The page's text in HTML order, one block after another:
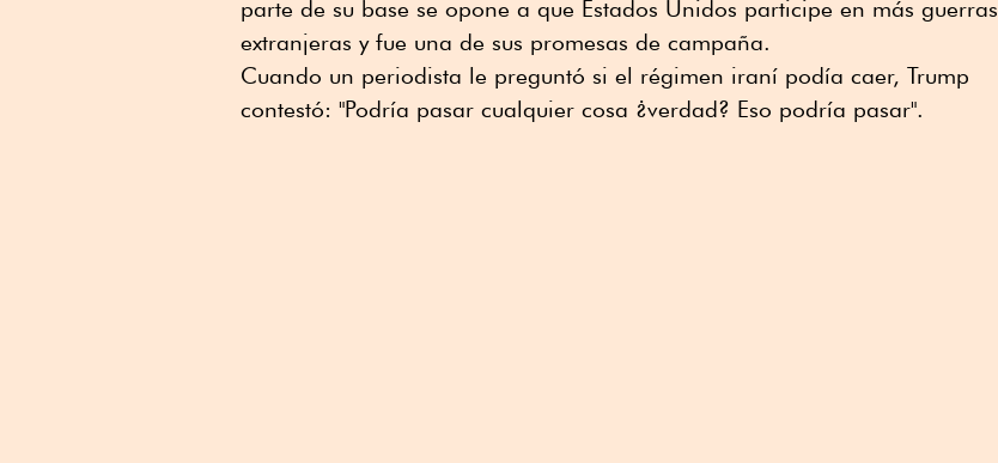
parte de su base se opone a que Estados Unidos participe en más guerras
extranjeras y fue una de sus promesas de campaña.
Cuando un periodista le preguntó si el régimen iraní podía caer, Trump
contestó: "Podría pasar cualquier cosa ¿verdad? Eso podría pasar".